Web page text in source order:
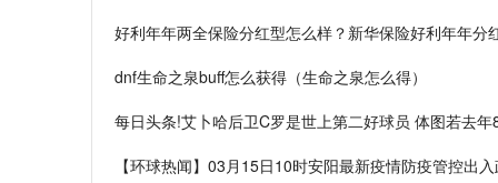
好利年年两全保险分红型怎么样？新华保险好利年年分
dnf生命之泉buff怎么获得（生命之泉怎么得）
每日头条!艾卜哈后卫C罗是世上第二好球员 体图若去
【环球热闻】03月15日10时安阳最新疫情防疫管控出